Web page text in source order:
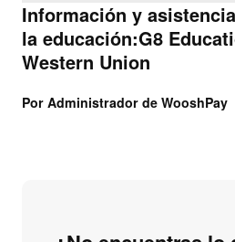
Información y
la educación:G8
Western Union
Por Administrador de WooshPay